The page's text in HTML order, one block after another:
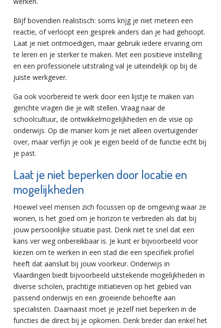
Blijf bovendien realistisch: soms krijg je niet meteen een
reactie, of verloopt een gesprek anders dan je had gehoopt.
Laat je niet ontmoedigen, maar gebruik iedere ervaring om
te leren en je sterker te maken. Met een positieve instelling
en een professionele uitstraling val je uiteindelijk op bij de
juiste werkgever.
Ga ook voorbereid te werk door een lijstje te maken van
gerichte vragen die je wilt stellen. Vraag naar de
schoolcultuur, de ontwikkelmogelijkheden en de visie op
onderwijs. Op die manier kom je niet alleen overtuigender
over, maar verfijn je ook je eigen beeld of de functie echt bij
je past.
Laat je niet beperken door locatie en
mogelijkheden
Hoewel veel mensen zich focussen op de omgeving waar ze
wonen, is het goed om je horizon te verbreden als dat bij
jouw persoonlijke situatie past. Denk niet te snel dat een
kans ver weg onbereikbaar is. Je kunt er bijvoorbeeld voor
kiezen om te werken in een stad die een specifiek profiel
heeft dat aansluit bij jouw voorkeur. Onderwijs in
Vlaardingen biedt bijvoorbeeld uitstekende mogelijkheden in
diverse scholen, prachtige initiatieven op het gebied van
passend onderwijs en een groeiende behoefte aan
specialisten. Daarnaast moet je jezelf niet beperken in de
functies die direct bij je opkomen. Denk breder dan enkel het